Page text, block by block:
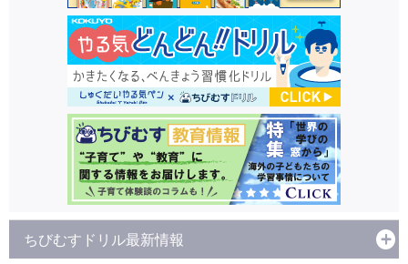
ちびむすドリル最新情報